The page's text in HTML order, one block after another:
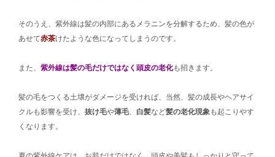
そのうえ、紫外線は髪の内部にあるメラニンを分解するため、髪の色が
あせて赤茶けたような色になってしまうのです。
また、 紫外線は髪の毛だけではなく頭皮の老化も招きます。
髪の毛をつくる土壌がダメージを受ければ、当然、髪の成長やヘアサイ
クルも影響を受け、 抜け毛や薄毛、 白髪など髪の老化現象も起こりやす
くなります。